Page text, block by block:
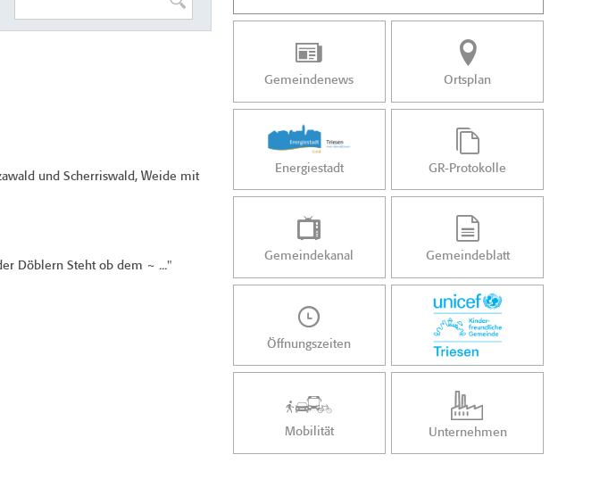
und Scherriswald, Weide mit
Döblern Steht ob dem ~ ..."
Gemeindenews Ortsplan
Energiestadt GR-Protokolle
Gemeindekanal Gemeindeblatt
Öffnungszeiten
Mobilität Unternehmen